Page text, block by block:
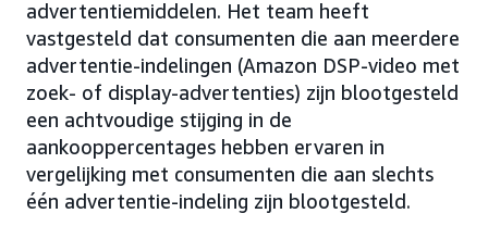
advertentiemiddelen. Het team heeft
vastgesteld dat consumenten die aan meerdere
advertentie-indelingen (Amazon DSP-video met
zoek- of display-advertenties) zijn blootgesteld
een achtvoudige stijging in de
aankooppercentages hebben ervaren in
vergelijking met consumenten die aan slechts
één advertentie-indeling zijn blootgesteld.